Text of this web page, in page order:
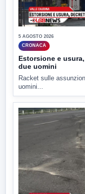
5 AGOSTO 2026
CRONACA
Estorsione e
due uomini
Racket sulle
uomini...